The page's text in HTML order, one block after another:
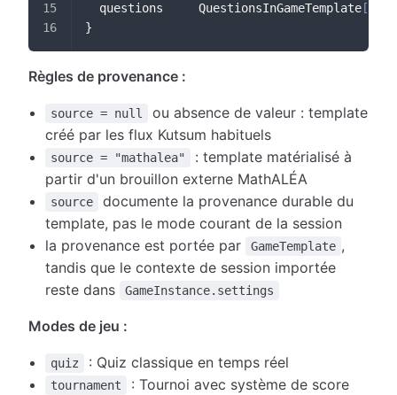
  questions     QuestionsInGameTemplate
[
}
Règles de provenance :
source = null
ou absence de valeur : template
créé par les flux Kutsum habituels
source = "mathalea"
: template matérialisé à
partir d'un brouillon externe MathALÉA
source
documente la provenance durable du
template, pas le mode courant de la session
la provenance est portée par
GameTemplate ,
tandis que le contexte de session importée
reste dans
GameInstance.settings
Modes de jeu :
quiz : Quiz classique en temps réel
tournament
: Tournoi avec système de score